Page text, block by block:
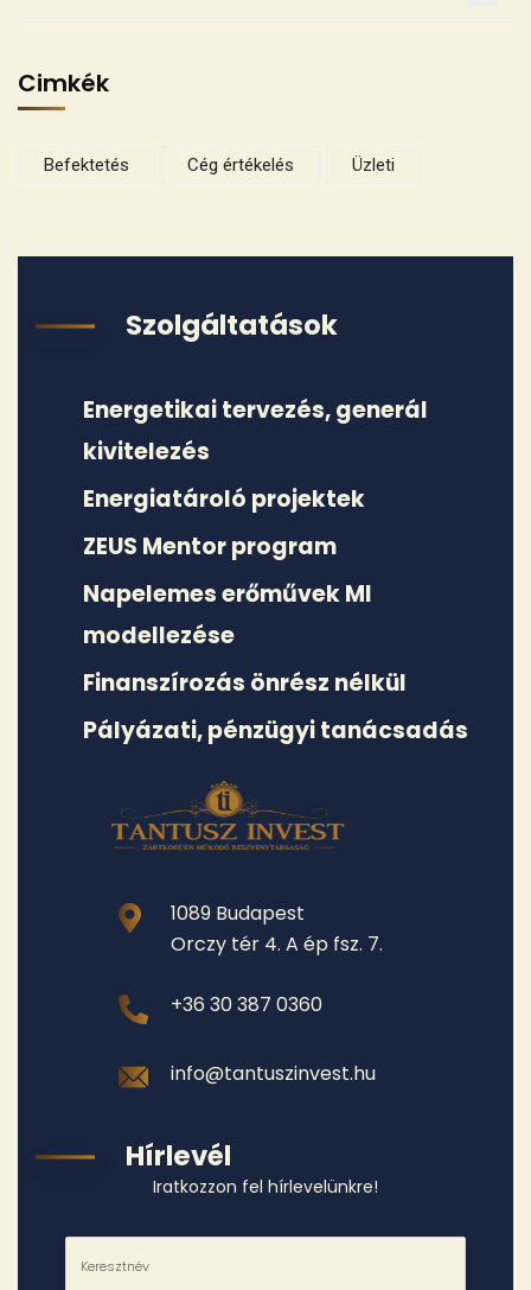
Cimkék
Befektetés Cég értékelés Üzleti
Szolgáltatások
Energetikai tervezés, generál
kivitelezés
Energiatároló projektek
ZEUS Mentor program
Napelemes erőművek MI
modellezése
Finanszírozás önrész nélkül
Pályázati, pénzügyi tanácsadás
1089 Budapest
Orczy tér 4. A ép fsz. 7.
+36 30 387 0360
info@tantuszinvest.hu
Hírlevél
Iratkozzon fel hírlevelünkre!